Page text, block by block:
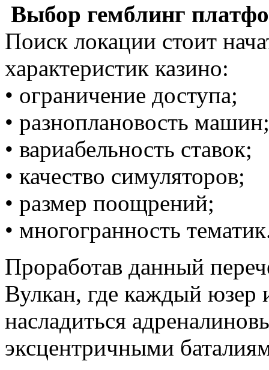
Выбор гемблинг
Поиск локации стоит
характеристик казино:
• ограничение доступа;
• разноплановость машин;
• вариабельность ставок;
• качество симуляторов;
• размер поощрений;
• многогранность
Проработав данный
Вулкан, где каждый юзер
насладиться
эксцентричными